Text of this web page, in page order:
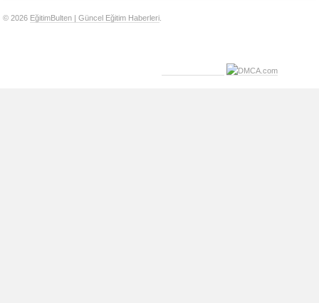
© 2026 EğitimBulten | Güncel Eğitim Haberleri